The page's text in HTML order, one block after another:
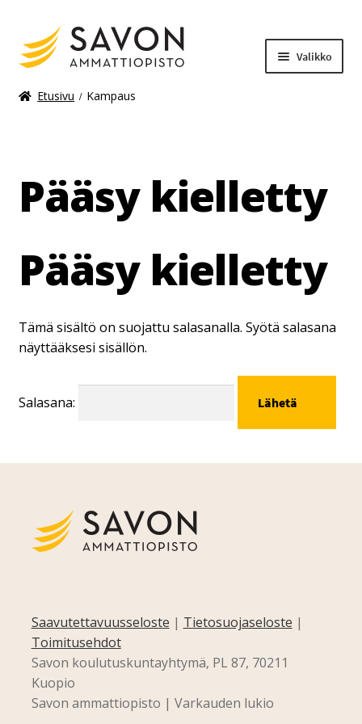
Valikko
Etusivu Kampaus
Pääsy kielletty
Pääsy kielletty
Tämä sisältö on suojattu salasanalla. Syötä salasana
näyttääksesi sisällön.
Salasana:
Saavutettavuusseloste | Tietosuojaseloste |
Toimitusehdot
Savon koulutuskuntayhtymä, PL 87, 70211
Kuopio
Savon ammattiopisto | Varkauden lukio